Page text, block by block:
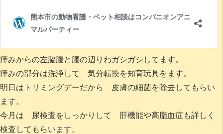
痒みからの左脇腹と腰の辺りわガシガシしてます。
痒みの部分は洗浄して 気分転換を知育玩具をます。
明日はトリミングデーだから 皮膚の細菌を除去してもらい
ます。
今月は 尿検査をしっかりして 肝機能や高脂血症も詳しく
検査してもらいます。